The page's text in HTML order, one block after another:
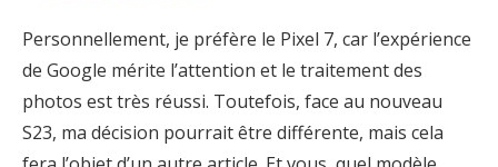
Personnellement, je préfère le Pixel 7, car l’expérience
de Google mérite l’attention et le traitement des
photos est très réussi. Toutefois, face au nouveau
S23, ma décision pourrait être différente, mais cela